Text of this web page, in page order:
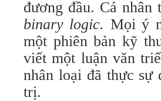
đương đầu. Cá
binary logic. Mọi ý
một phiên bản kỹ
viết một luận văn
nhân loại đã thực sự
trị.